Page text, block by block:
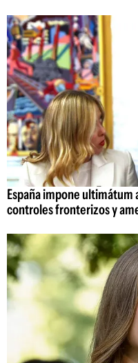
España impone ultimátum
controles fronterizos y